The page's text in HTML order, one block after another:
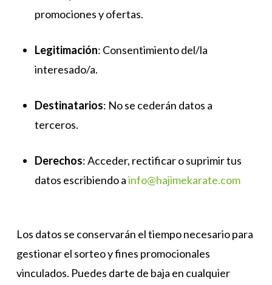
promociones y ofertas.
Legitimación: Consentimiento del/la
interesado/a.
Destinatarios: No se cederán datos a
terceros.
Derechos: Acceder, rectificar o suprimir tus
datos escribiendo ainfo@hajimekarate.com
Los datos se conservarán el tiempo necesario para
gestionar el sorteo y fines promocionales
vinculados. Puedes darte de baja en cualquier